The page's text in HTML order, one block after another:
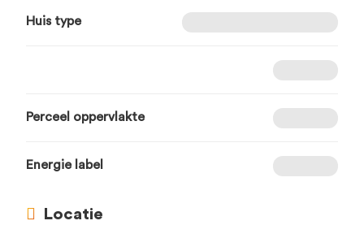
Huis type
Perceel oppervlakte
Energie label
Locatie